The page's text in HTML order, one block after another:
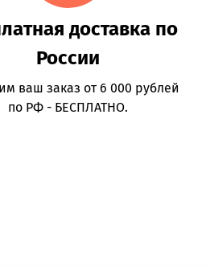
доставка по
России
ваш заказ от 6 000 рублей
по РФ - БЕСПЛАТНО.